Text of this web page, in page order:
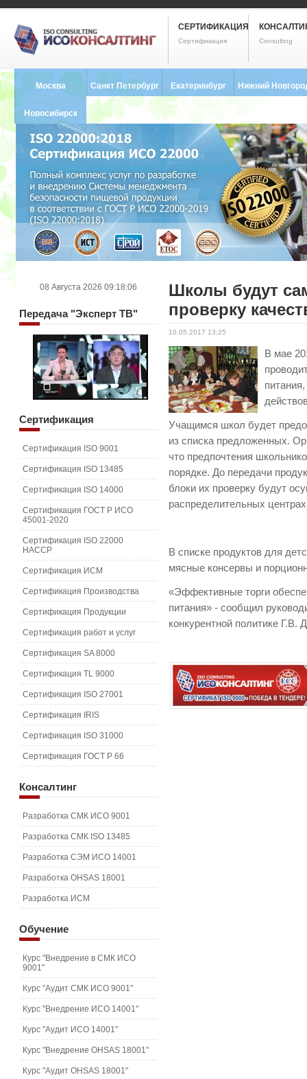
СЕРТИФИКАЦИЯ
Сертификация Consulting
Москва Санкт Петербург
8 (812) 748-2493
Екатеринбург
8 (343) 237-2593
Нижний
Новосибирск
8 (383) 227-8449
Школы будут
проверку
10.05.2017 13:25
В мае
Учащимся школ будет
из списка предложенных.
что предпочтения
порядке. До передачи
блоки их проверку будут
распределительных
В списке продуктов для
мясные консервы и
«Эффективные торги
питания» - сообщил
конкурентной политике Г.В.
08 Августа 2026 09:18:06
Передача"Эксперт ТВ"
Сертификация
Сертификация ISO 9001
Сертификация ISO 13485
Сертификация ISO 14000
Сертификация ГОСТ Р ИСО
45001-2020
Сертификация ISO 22000
HACCP
Сертификация ИСМ
Сертификация Производства
Сертификация Продукции
Сертификация работ и услуг
Сертификация SA 8000
Сертификация TL 9000
Сертификация ISO 27001
Сертификация IRIS
Сертификация ISO 31000
Сертификация ГОСТ Р 66
Консалтинг
Разработка СМК ИСО 9001
Разработка СМК ISO 13485
Разработка СЭМ ИСО 14001
Разработка OHSAS 18001
Разработка ИСМ
Обучение
Курс "Внедрение в СМК ИСО
9001"
Курс "Аудит СМК ИСО 9001"
Курс "Внедрение ИСО 14001"
Курс "Аудит ИСО 14001"
Курс "Внедрение OHSAS 18001"
Курс "Аудит OHSAS 18001"